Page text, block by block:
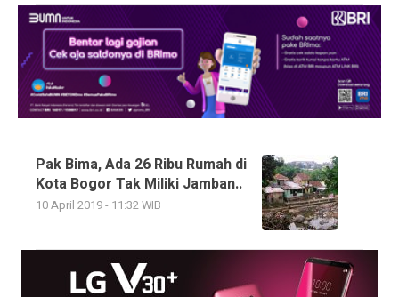
Pak Bima, Ada 26 Ribu Rumah di
Kota Bogor Tak Miliki Jamban..
10 April 2019 - 11:32 WIB